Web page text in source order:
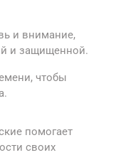
и внимание,
и защищенной.
чтобы
помогает
своих